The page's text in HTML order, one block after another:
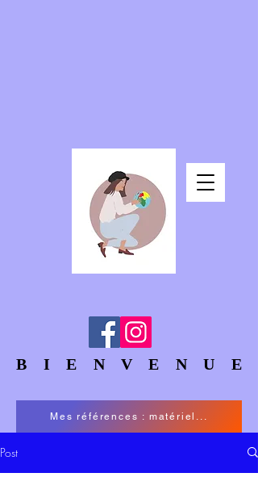
Mes références : matériel...
BIENVENUE
BIENVENUE
Post